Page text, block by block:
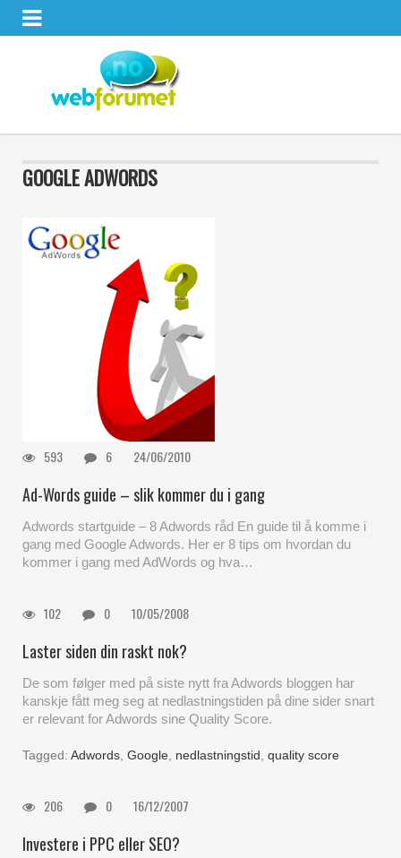
GOOGLE ADWORDS
593 6 24/06/2010
Ad-Words guide – slik kommer du i gang
Adwords startguide – 8 Adwords råd En guide til å komme i
gang med Google Adwords. Her er 8 tips om hvordan du
kommer i gang med AdWords og hva…
102 0 10/05/2008
Laster siden din raskt nok?
De som følger med på siste nytt fra Adwords bloggen har
kanskje fått meg seg at nedlastningstiden på dine sider snart
er relevant for Adwords sine Quality Score.
Tagged: Adwords Google nedlastningstid quality score
206 0 16/12/2007
Investere i PPC eller SEO?